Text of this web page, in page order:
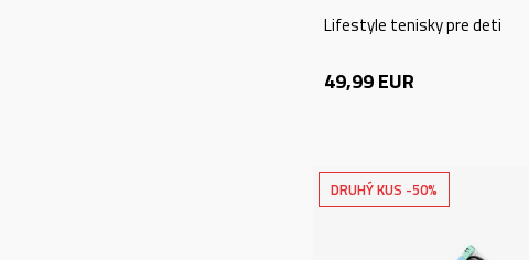
Lifestyle tenisky pre deti
49,99EUR
DRUHÝ KUS -50%